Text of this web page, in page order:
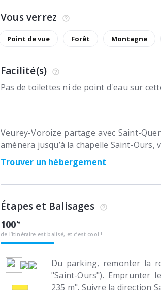
Vous verrez
Point de vue Forêt Montagne
Facilité(s)
Pas de toilettes ni de point d'eau sur
Veurey-Voroize partage avec Saint-
amènera jusqu’à la chapelle Saint-Ours,
Trouver un hébergement
Étapes et Balisages
100
de l’itinéraire est balisé, et c’est cool !
Du parking, remonter la
"Saint-Ours"). Emprunter
235 m". Suivre la direction